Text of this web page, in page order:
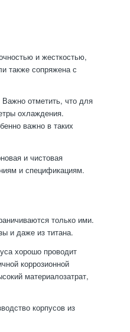
и жесткостью,
также сопряжена с
отметить, что для
охлаждения.
важно в таких
и чистовая
и спецификациям.
только ими.
и даже из титана.
хорошо проводит
коррозионной
материалозатрат,
корпусов из